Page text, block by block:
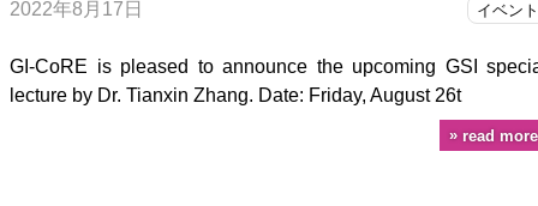
イベント
2022年8月17日
GI-CoRE is pleased to announce the upcoming GSI
lecture by Dr. Tianxin Zhang. Date: Friday, August 26t
read more